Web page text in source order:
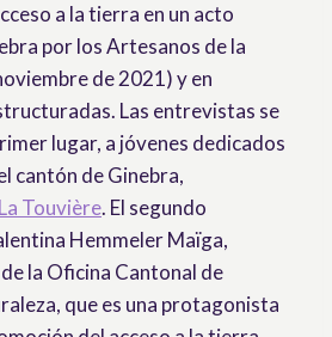
a la tierra en un acto
por los Artesanos de la
de 2021) y en
Las entrevistas se
lugar, a jóvenes dedicados
cantón de Ginebra,
La Touvière. El segundo
Hemmeler Maïga,
la Oficina Cantonal de
que es una protagonista